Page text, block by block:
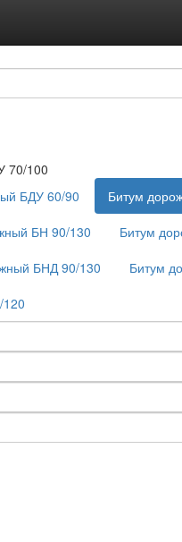
70/100
БДУ 60/90
Битум
БН 90/130
Битум
БНД 90/130
Битум